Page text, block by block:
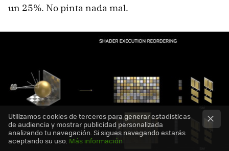
un 25%. No pinta nada mal.
Utilizamos cookies de terceros para generar estadísticas
de audiencia y mostrar publicidad personalizada
analizando tu navegación. Si sigues navegando estarás
aceptando su uso. Más información